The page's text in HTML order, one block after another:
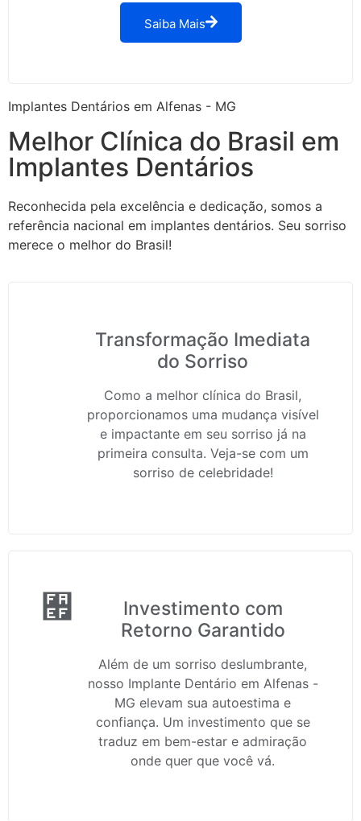
Saiba Mais
Implantes Dentários em Alfenas - MG
Melhor Clínica do Brasil em
Implantes Dentários
Reconhecida pela excelência e dedicação, somos a
referência nacional em implantes dentários. Seu sorriso
merece o melhor do Brasil!
Transformação Imediata
do Sorriso
Como a melhor clínica do Brasil,
proporcionamos uma mudança visível
e impactante em seu sorriso já na
primeira consulta. Veja-se com um
sorriso de celebridade!
Investimento com
Retorno Garantido
Além de um sorriso deslumbrante,
nosso Implante Dentário em Alfenas -
MG elevam sua autoestima e
confiança. Um investimento que se
traduz em bem-estar e admiração
onde quer que você vá.